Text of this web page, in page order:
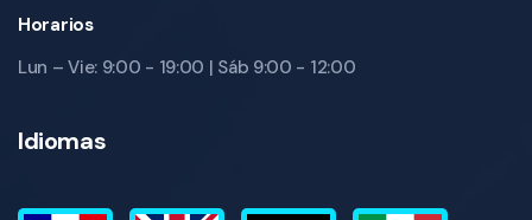
Horarios
Lun – Vie: 9:00 - 19:00 | Sáb 9:00 - 12:00
Idiomas